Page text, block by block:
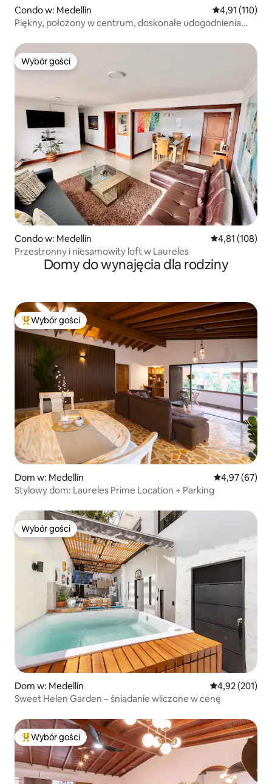
Condo w: Medellín Średnia
4,91 (110)
Piękny, położony w centrum, doskonałe udogodnienia
Wybór gości
Wybór gości
Condo w: Medellín Średnia
4,81 (108)
Przestronny i niesamowity loft w Laureles
Domy do wynajęcia dla rodziny
Najpopularniejsze z kategorii Wybór gości
Wybór gości
Dom w: Medellín Średnia
4,97 (67)
Stylowy dom: Laureles Prime Location + Parking
Wybór gości
Wybór gości
Dom w: Medellín Średnia
4,92 (201)
Sweet Helen Garden – śniadanie wliczone w cenę
Najpopularniejsze z kategorii Wybór gości
Wybór gości